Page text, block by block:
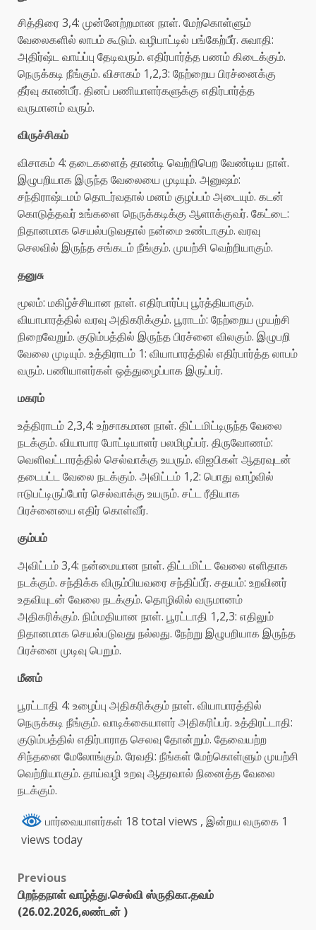
சித்திரை 3,4: முன்னேற்றமான நாள். மேற்கொள்ளும்
வேலைகளில் லாபம் கூடும். வழிபாட்டில் பங்கேற்பீர். சுவாதி:
அதிர்ஷ்ட வாய்ப்பு தேடிவரும். எதிர்பார்த்த பணம் கிடைக்கும்.
நெருக்கடி நீங்கும். விசாகம் 1,2,3: நேற்றைய பிரச்னைக்கு
தீர்வு காண்பீர். தினப் பணியாளர்களுக்கு எதிர்பார்த்த
வருமானம் வரும்.
விருச்சிகம்
விசாகம் 4: தடைகளைத் தாண்டி வெற்றிபெற வேண்டிய நாள்.
இழுபறியாக இருந்த வேலையை முடியும். அனுஷம்:
சந்திராஷ்டமம் தொடர்வதால் மனம் குழப்பம் அடையும். கடன்
கொடுத்தவர் உங்களை நெருக்கடிக்கு ஆளாக்குவர். கேட்டை:
நிதானமாக செயல்படுவதால் நன்மை உண்டாகும். வரவு
செலவில் இருந்த சங்கடம் நீங்கும். முயற்சி வெற்றியாகும்.
தனுசு
மூலம்: மகிழ்ச்சியான நாள். எதிர்பார்ப்பு பூர்த்தியாகும்.
வியாபாரத்தில் வரவு அதிகரிக்கும். பூராடம்: நேற்றைய முயற்சி
நிறைவேறும். குடும்பத்தில் இருந்த பிரச்னை விலகும். இழுபறி
வேலை முடியும். உத்திராடம் 1: வியாபாரத்தில் எதிர்பார்த்த லாபம்
வரும். பணியாளர்கள் ஒத்துழைப்பாக இருப்பர்.
மகரம்
உத்திராடம் 2,3,4: உற்சாகமான நாள். திட்டமிட்டிருந்த வேலை
நடக்கும். வியாபார போட்டியாளர் பலமிழப்பர். திருவோணம்:
வெளிவட்டாரத்தில் செல்வாக்கு உயரும். விஐபிகள் ஆதரவுடன்
தடைபட்ட வேலை நடக்கும். அவிட்டம் 1,2: பொது வாழ்வில்
ஈடுபட்டிருப்போர் செல்வாக்கு உயரும். சட்ட ரீதியாக
பிரச்னையை எதிர் கொள்வீர்.
கும்பம்
அவிட்டம் 3,4: நன்மையான நாள். திட்டமிட்ட வேலை எளிதாக
நடக்கும். சந்திக்க விரும்பியவரை சந்திப்பீர். சதயம்: உறவினர்
உதவியுடன் வேலை நடக்கும். தொழிலில் வருமானம்
அதிகரிக்கும். நிம்மதியான நாள். பூரட்டாதி 1,2,3: எதிலும்
நிதானமாக செயல்படுவது நல்லது. நேற்று இழுபறியாக இருந்த
பிரச்னை முடிவு பெறும்.
மீனம்
பூரட்டாதி 4: உழைப்பு அதிகரிக்கும் நாள். வியாபாரத்தில்
நெருக்கடி நீங்கும். வாடிக்கையாளர் அதிகரிப்பர். உத்திரட்டாதி:
குடும்பத்தில் எதிர்பாராத செலவு தோன்றும். தேவையற்ற
சிந்தனை மேலோங்கும். ரேவதி: நீங்கள் மேற்கொள்ளும் முயற்சி
வெற்றியாகும். தாய்வழி உறவு ஆதரவால் நினைத்த வேலை
நடக்கும்.
பார்வையாளர்கள் 18 total views , இன்றய வருகை 1
views today
Previous
பிறந்தநாள் வாழ்த்து.செல்வி ஸ்ருதிகா.தவம்
(26.02.2026,லண்டன் )